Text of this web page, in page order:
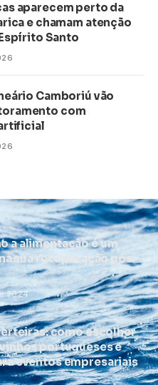
aparecem perto da
e chamam atenção
Santo
Camboriú vão
com
a alimentação é um
sua recuperação pós-
2024
como escolher
portugueses e
eventos empresariais